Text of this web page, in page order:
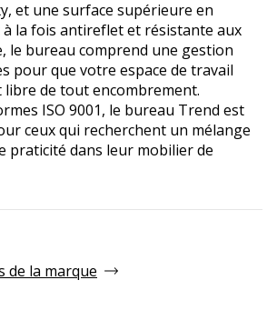
et une surface supérieure en
à la fois antireflet et résistante aux
le bureau comprend une gestion
pour que votre espace de travail
de tout encombrement.
ISO 9001, le bureau Trend est
ceux qui recherchent un mélange
praticité dans leur mobilier de
de la marque